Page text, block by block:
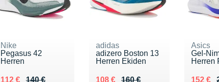
Nike
Pegasus 42
Herren
140 €
Au lieu de 140 €
112 €
Vendu 112 €
adidas
adizero Boston 13
Herren Ekiden
160 €
Au lieu de 160 €
108 €
Vendu 108 €
Asics
Gel-
Herren
Au lieu
152 €
Vendu